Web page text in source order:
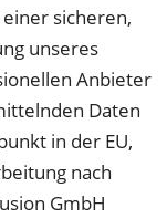
sicheren,
unseres
Anbieter
Daten
in der EU,
nach
GmbH